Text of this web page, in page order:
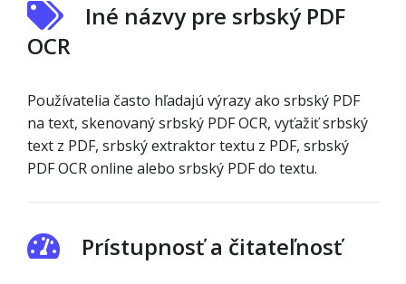
Iné názvy pre srbský PDF
OCR
Používatelia často hľadajú výrazy ako srbský PDF
na text, skenovaný srbský PDF OCR, vyťažiť srbský
text z PDF, srbský extraktor textu z PDF, srbský
PDF OCR online alebo srbský PDF do textu.
Prístupnosť a čitateľnosť